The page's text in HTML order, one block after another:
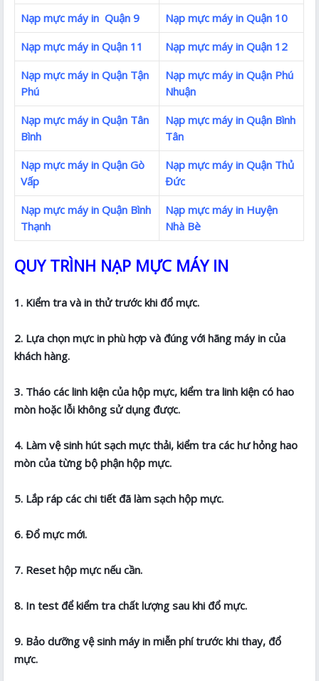
Nạp mực máy in Quận 9
Nạp mực máy in Quận 10
Nạp mực máy in Quận 11
Nạp mực máy in Quận 12
Nạp mực máy in Quận Tận
Phú
Nạp mực máy in Quận Phú
Nhuận
Nạp mực máy in Quận Tân
Bình
Nạp mực máy in Quận Bình
Tân
Nạp mực máy in Quận Gò
Vấp
Nạp mực máy in Quận Thủ
Đức
Nạp mực máy in Quận Bình
Thạnh
Nạp mực máy in Huyện
Nhà Bè
QUY TRÌNH NẠP MỰC MÁY IN
1. Kiểm tra và in thử trước khi đổ mực.
2. Lựa chọn mực in phù hợp và đúng với hãng máy in của
khách hàng.
3. Tháo các linh kiện của hộp mực, kiểm tra linh kiện có hao
mòn hoặc lỗi không sử dụng được.
4. Làm vệ sinh hút sạch mực thải, kiểm tra các hư hỏng hao
mòn của từng bộ phận hộp mực.
5. Lắp ráp các chi tiết đã làm sạch hộp mực.
6. Đổ mực mới.
7. Reset hộp mực nếu cần.
8. In test để kiểm tra chất lượng sau khi đổ mực.
9. Bảo dưỡng vệ sinh máy in miễn phí trước khi thay, đổ
mực.